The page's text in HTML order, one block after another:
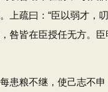
上疏曰：“臣以弱才，
咎皆在臣授任无方。臣
粮不继，使己志不申